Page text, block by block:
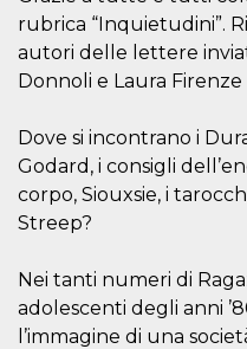
rubrica “Inquietudini”.
autori delle lettere
Donnoli e Laura Firenze
Dove si incontrano i
Godard, i consigli
corpo, Siouxsie, i
Streep?
Nei tanti numeri di
adolescenti degli anni
l’immagine di una